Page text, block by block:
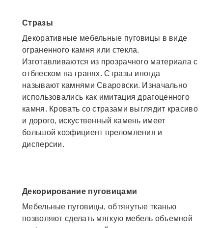
Стразы
Декоративные мебельные пуговицы в виде
ограненного камня или стекла.
Изготавливаются из прозрачного материала с
отблеском на гранях. Стразы иногда
называют камнями Сваровски. Изначально
использовались как имитация драгоценного
камня. Кровать со стразами выглядит красиво
и дорого, искуственный камень имеет
большой коэфициент преломления и
дисперсии.
Декорирование пуговицами
Мебельные пуговицы, обтянутые тканью
позволяют сделать мягкую мебель объемной